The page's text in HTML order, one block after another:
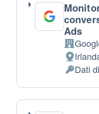
Ads
Azienda:
Luogo
DatiDati